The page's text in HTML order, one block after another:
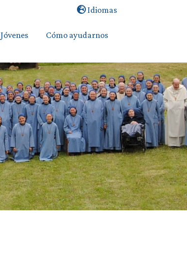
Idiomas
Jóvenes Cómo ayudarnos